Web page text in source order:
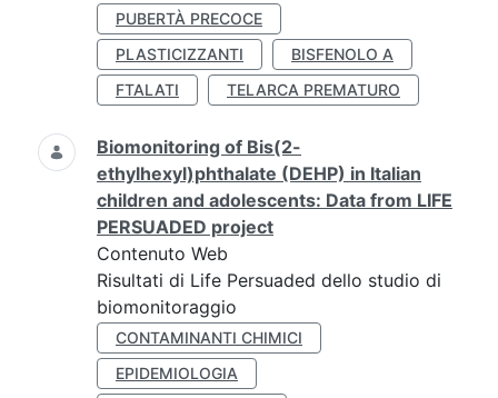
PUBERTÀ PRECOCE
PLASTICIZZANTI
BISFENOLO A
FTALATI
TELARCA PREMATURO
Biomonitoring of Bis(2-
ethylhexyl)phthalate (DEHP) in Italian
children and adolescents: Data from LIFE
PERSUADED project
Contenuto Web
Risultati di Life Persuaded dello studio di
biomonitoraggio
CONTAMINANTI CHIMICI
EPIDEMIOLOGIA